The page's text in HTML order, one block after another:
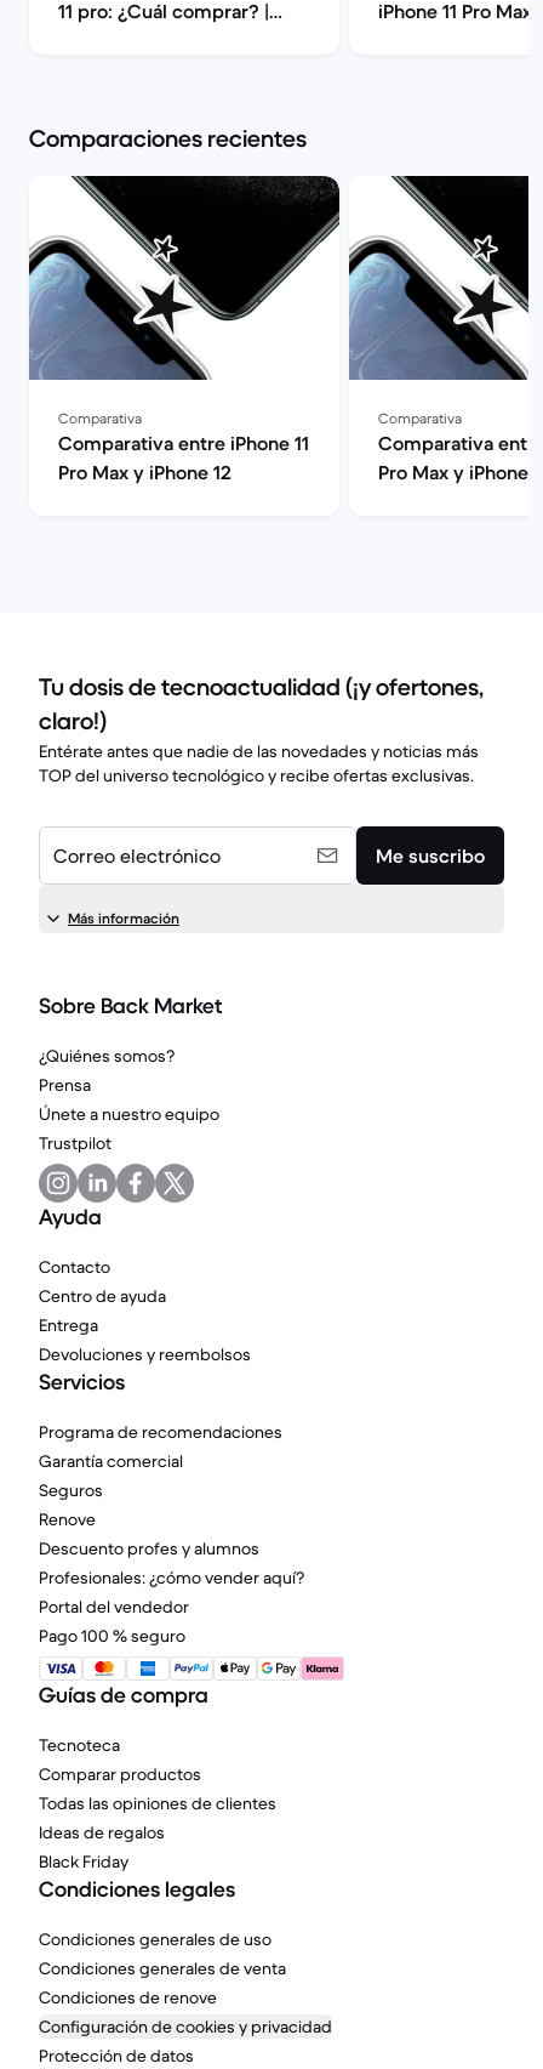
11 pro: ¿Cuál comprar? |
iPhone 11 Pro
Comparaciones recientes
Comparativa
Comparativa entre iPhone 11
Pro Max y iPhone 12
Comparativa
Comparativa entre
Pro Max y iPhone
Tu dosis de tecnoactualidad (¡y ofertones,
claro!)
Entérate antes que nadie de las novedades y noticias más
TOP del universo tecnológico y recibe ofertas exclusivas.
Correo electrónico Me suscribo
Más información
Sobre Back Market
¿Quiénes somos?
Prensa
Únete a nuestro equipo
Trustpilot
Ayuda
Contacto
Centro de ayuda
Entrega
Devoluciones y reembolsos
Servicios
Programa de recomendaciones
Garantía comercial
Seguros
Renove
Descuento profes y alumnos
Profesionales: ¿cómo vender aquí?
Portal del vendedor
Pago 100 % seguro
Guías de compra
Tecnoteca
Comparar productos
Todas las opiniones de clientes
Ideas de regalos
Black Friday
Condiciones legales
Condiciones generales de uso
Condiciones generales de venta
Condiciones de renove
Configuración de cookies y privacidad
Protección de datos